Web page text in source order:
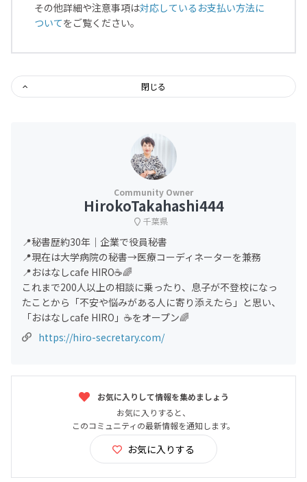
その他詳細や注意事項は対応しているお支払い方法に
ついてをご覧ください。
閉じる
HirokoTakahashi444
千葉県
📍秘書歴約30年｜企業で役員秘書
📍現在は大学病院の秘書→医療コーディネーターを兼務
📍おはなしcafe HIRO☕🌈
これまで200人以上の相談に乗ったり、息子が不登校になっ
たことから「不安や悩みがある人に寄り添えたら」と思い、
「おはなしcafe HIRO」☕をオープン🌈
https://hiro-secretary.com/
お気に入りして情報を集めましょう
お気に入りすると、
このコミュニティの最新情報を通知します。
お気に入りする